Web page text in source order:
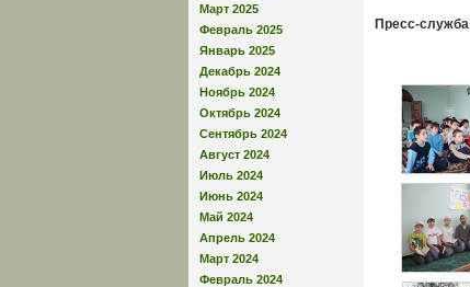
Март 2025
Февраль 2025
Январь 2025
Декабрь 2024
Ноябрь 2024
Октябрь 2024
Сентябрь 2024
Август 2024
Июль 2024
Июнь 2024
Май 2024
Апрель 2024
Март 2024
Февраль 2024
Пресс-служба